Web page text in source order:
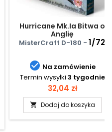
Hurricane Mk.Ia Bitwa o
Anglię
MisterCraft D-180 - 1/72
 Na zamówienie
Termin wysyłki 3 tygodnie
Cena
32,04 zł
 Dodaj do koszyka